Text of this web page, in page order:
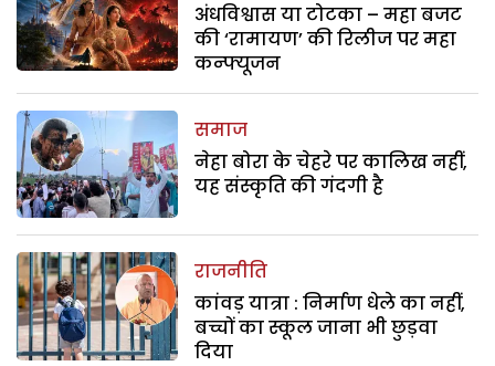
अंधविश्वास या टोटका – महा बजट
की ‘रामायण’ की रिलीज पर महा
कन्फ्यूजन
समाज
नेहा बोरा के चेहरे पर कालिख नहीं,
यह संस्कृति की गंदगी है
राजनीति
कांवड़ यात्रा : निर्माण धेले का नहीं,
बच्चों का स्कूल जाना भी छुड़वा
दिया